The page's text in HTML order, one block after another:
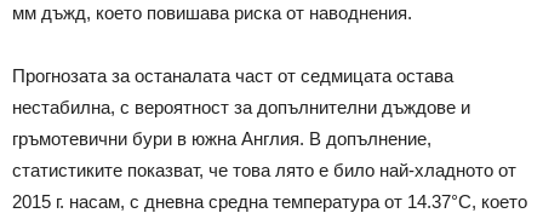
мм дъжд, което повишава риска от наводнения.
Прогнозата за останалата част от седмицата остава
нестабилна, с вероятност за допълнителни дъждове и
гръмотевични бури в южна Англия. В допълнение,
статистиките показват, че това лято е било най-хладното от
2015 г. насам, с дневна средна температура от 14.37°C, което